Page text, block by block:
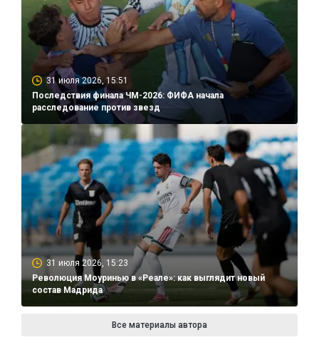
31 июля 2026, 15:51
Последствия финала ЧМ-2026: ФИФА начала
расследование против звезд
31 июля 2026, 15:23
Революция Моуринью в «Реале»: как выглядит новый
состав Мадрида
Все материалы автора